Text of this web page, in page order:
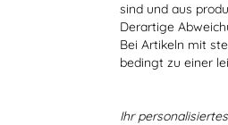
sind und aus
Derartige
Bei Artikeln mit
bedingt zu einer
Ihr